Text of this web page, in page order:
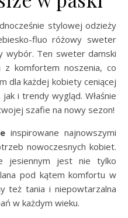
fluo różowy sweter
wybór. Ten sweter damski
z komfortem noszenia, co
dla każdej kobiety ceniącej
i trendy wygląd. Właśnie
szafie na nowy sezon!
inspirowane najnowszymi
nowoczesnych kobiet.
jesiennym jest nie tylko
pod kątem komfortu w
też tania i niepowtarzalna
w każdym wieku.